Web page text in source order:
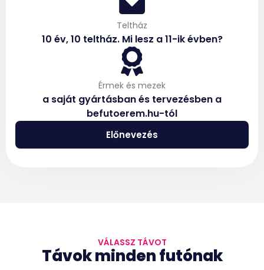
Teltház
10 év, 10 teltház. Mi lesz a 11-ik évben?
Érmek és mezek
a saját gyártásban és tervezésben a
befutoerem.hu-tól
Előnevezés
VÁLASSZ TÁVOT
Távok minden futónak